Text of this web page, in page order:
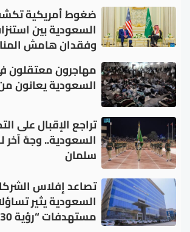
ضغوط أمريكية
السعودية بين
وفقدان هامش
مهاجرون
السعودية يعانون
تراجع الإقبال على
السعودية.. وجهٌ
سلمان
تصاعد إفلاس
السعودية يثير
مستهدفات “رؤية 2030”